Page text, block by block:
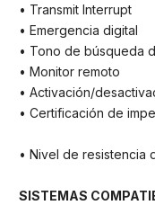
• Transmit Interrupt
• Emergencia digital
• Tono de búsqueda
• Monitor remoto
• Activación/
• Certificación de
• Nivel de resistencia
SISTEMAS